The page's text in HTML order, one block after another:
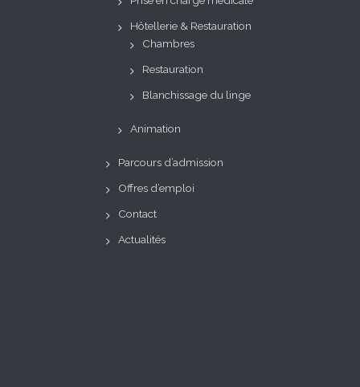
Hôtellerie & Restauration
Chambres
Restauration
Blanchissage du linge
Animation
Parcours d’admission
Offres d’emploi
Contact
Actualités